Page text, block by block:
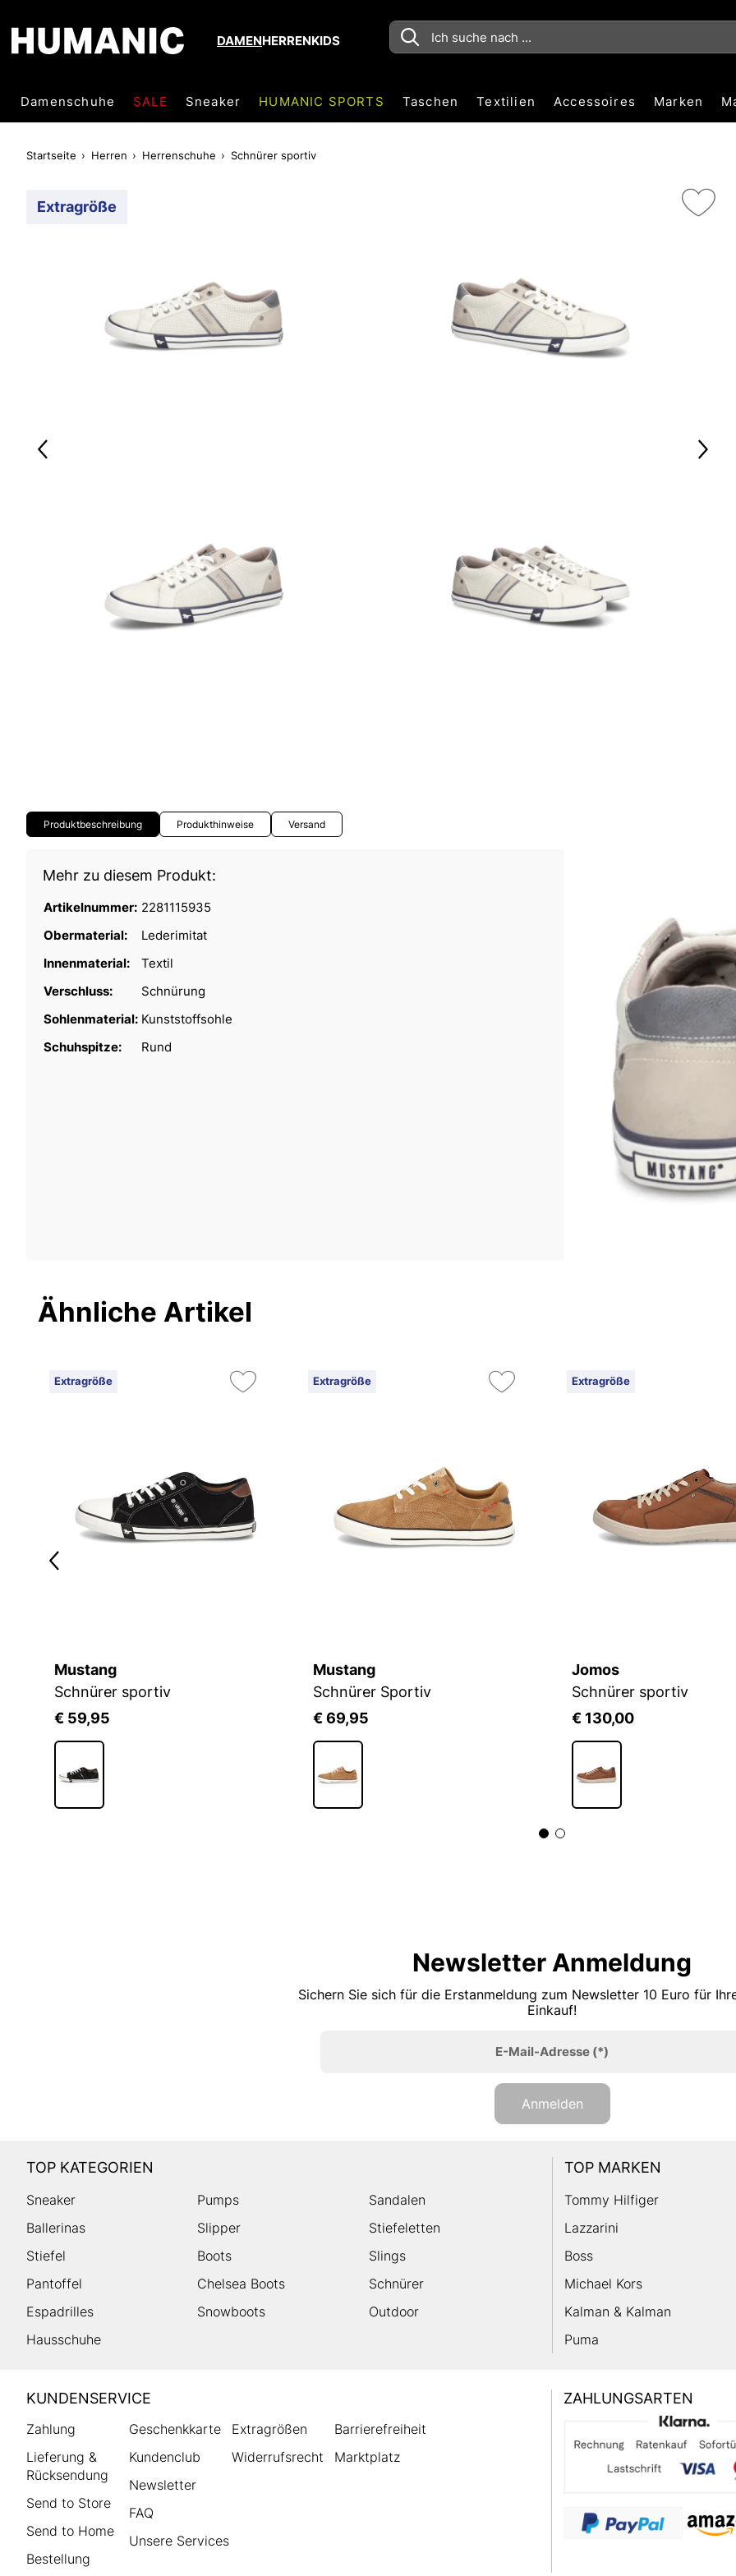
DAMENHERRENKIDS
Damenschuhe SALE Sneaker HUMANIC SPORTS Taschen Textilien Accessoires Marken
Startseite Herren Herrenschuhe Schnürer sportiv
Extragröße
Produktbeschreibung Produkthinweise Versand
Mehr zu diesem Produkt:
Artikelnummer: 2281115935
Obermaterial:
Lederimitat
Innenmaterial:
Textil
Verschluss:
Schnürung
Sohlenmaterial: Kunststoffsohle
Schuhspitze:
Rund
Ähnliche Artikel
Extragröße
Mustang
Schnürer sportiv
€ 59,95
Extragröße
Mustang
Schnürer Sportiv
€ 69,95
Extragröße
Jomos
Schnürer sportiv
€ 130,00
Newsletter Anmeldung
Sichern Sie sich für die Erstanmeldung zum Newsletter 10 Euro für
Einkauf!
E-Mail-Adresse(*)
Anmelden
TOP KATEGORIEN
Sneaker Pumps
Sandalen
Ballerinas
Slipper
Stiefeletten
Stiefel
Boots
Slings
Pantoffel
Chelsea Boots
Schnürer
Espadrilles
Snowboots
Outdoor
Hausschuhe
TOP MARKEN
Tommy Hilfiger
Lazzarini
Boss
Michael Kors
Kalman & Kalman
Puma
HUMANIC
Footer
KUNDENSERVICE
Zahlung
Lieferung &
Rücksendung
Send to Store
Send to Home
Bestellung
Geschenkkarte
Kundenclub
Newsletter
FAQ
Unsere Services
Extragrößen
Widerrufsrecht
Barrierefreiheit
Marktplatz
ZAHLUNGSARTEN